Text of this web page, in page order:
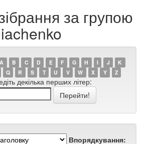
за групою
A B C D E F G H I J
K
Q R S T U V W X Y Z
декілька перших літер:
Впорядкування: